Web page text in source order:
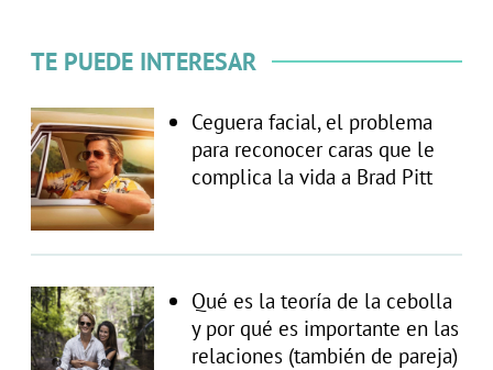
TE PUEDE INTERESAR
Ceguera facial, el problema
para reconocer caras que le
complica la vida a Brad Pitt
Qué es la teoría de la cebolla
y por qué es importante en las
relaciones (también de pareja)